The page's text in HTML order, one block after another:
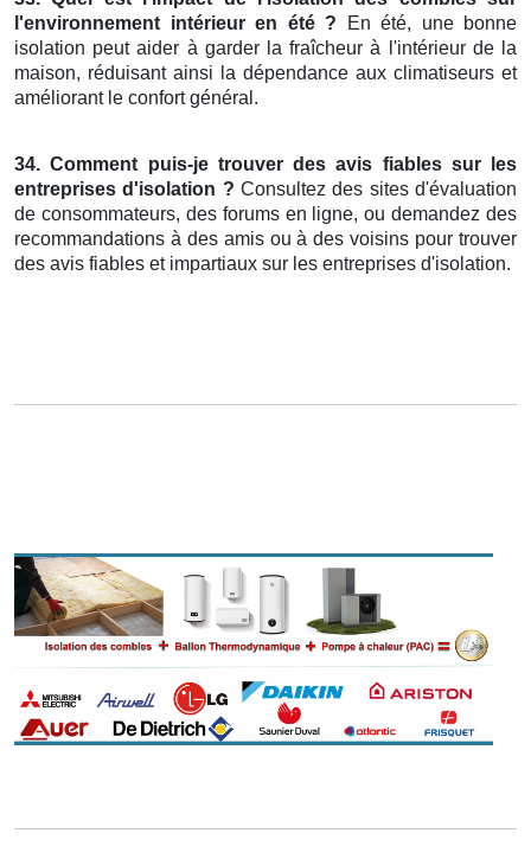
l'environnement intérieur en été ? En été, une bonne
isolation peut aider à garder la fraîcheur à l'intérieur de la
maison, réduisant ainsi la dépendance aux climatiseurs et
améliorant le confort général.
34. Comment puis-je trouver des avis fiables sur les
entreprises d'isolation ? Consultez des sites d'évaluation
de consommateurs, des forums en ligne, ou demandez des
recommandations à des amis ou à des voisins pour trouver
des avis fiables et impartiaux sur les entreprises d'isolation.